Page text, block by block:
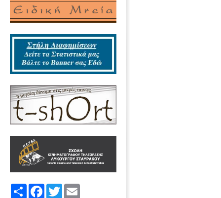
Share FacebookTwitter